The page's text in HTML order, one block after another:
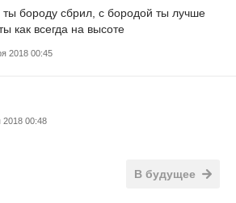
бороду сбрил, с бородой ты лучше
как всегда на высоте
2018 00:45
2018 00:48
В будущее